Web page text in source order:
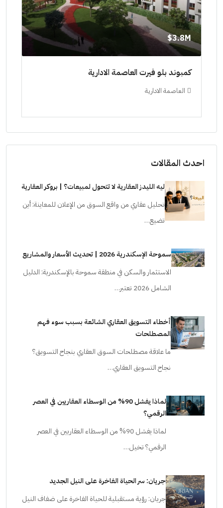
3.8M$
كمبوند بلو فيرت العاصمة الادارية
العاصمة الادارية
احدث المقالات
ليه الليدز العقارية لا تتحول لمبيعات؟ | بروكر العقارية
تحليل عقاري من واقع السوق من الإعلان للمعاينة: أين
تضيع…
سموحة الإسكندرية 2026 | تحديث الأسعار والمشاريع
الاستثمار والسكن في منطقة سموحة بالإسكندرية: الدليل
الشامل 2026 تعتبر…
أخطاء التسويق العقاري الشائعة بسبب سوء فهم
المصطلحات
ما علاقة مصطلحات السوق العقاري بنجاح التسويق؟
نجاح التسويق العقاري…
لماذا يفشل 90% من الوسطاء العقاريين في العصر
الرقمي؟
لماذا يفشل 90% من الوسطاء العقاريين في العصر
الرقمي؟ تخيل…
جريان: سر الحياة الفاخرة على النيل الجديد
جريان: رؤية مستقبلية للحياة الفاخرة على ضفاف النيل